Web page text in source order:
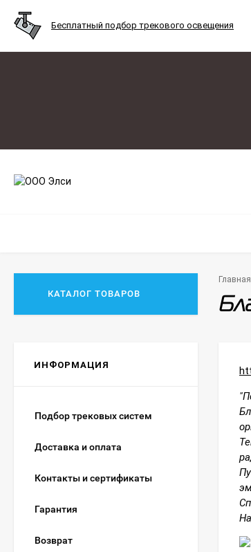
Бесплатный подбор трекового освещения
Главная
КАТАЛОГ ТОВАРОВ
ИНФОРМАЦИЯ
Подбор трековых систем
Доставка и оплата
Контакты и сертификаты
Гарантия
Возврат